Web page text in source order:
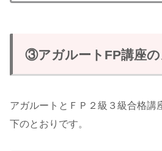
③アガルートFP講座の
アガルートとＦＰ２級３級合格講
下のとおりです。